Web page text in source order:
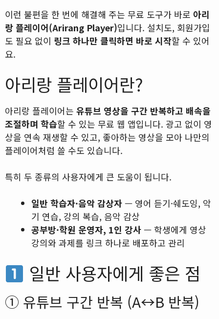
이런 불편을 한 번에 해결해 주는 무료 도구가 바로 아리
랑 플레이어(Arirang Player)입니다. 설치도, 회원가입
도 필요 없이 링크 하나만 클릭하면 바로 시작할 수 있어
요.
아리랑 플레이어란?
아리랑 플레이어는 유튜브 영상을 구간 반복하고 배속을
조절하며 학습할 수 있는 무료 웹 앱입니다. 광고 없이 영
상을 연속 재생할 수 있고, 좋아하는 영상을 모아 나만의
플레이어처럼 쓸 수도 있습니다.
특히 두 종류의 사용자에게 큰 도움이 됩니다.
일반 학습자·음악 감상자— 영어 듣기·쉐도잉, 악
기 연습, 강의 복습, 음악 감상
공부방·학원 운영자, 1인 강사— 학생에게 영상
강의와 과제를 링크 하나로 배포하고 관리
일반 사용자에게 좋은 점
① 유튜브 구간 반복 (A↔B 반복)